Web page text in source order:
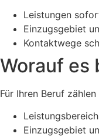
Leistungen
Einzugsgebiet
Kontaktwege
Worauf es
Für Ihren Beruf
Einzugsgebiet